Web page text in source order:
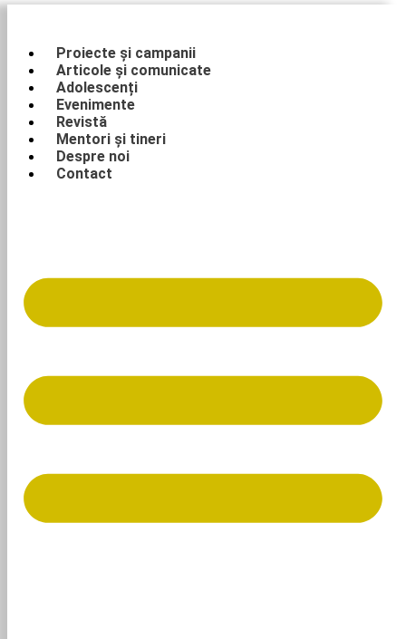
Proiecte și campanii
Articole și comunicate
Adolescenți
Evenimente
Revistă
Mentori și tineri
Despre noi
Contact